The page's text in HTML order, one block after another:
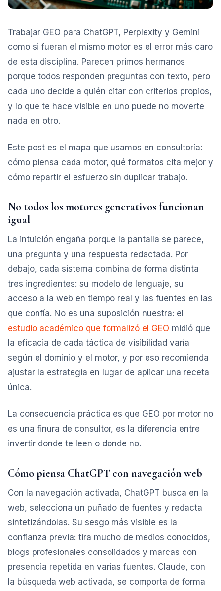
Trabajar GEO para ChatGPT, Perplexity y Gemini
como si fueran el mismo motor es el error más caro
de esta disciplina. Parecen primos hermanos
porque todos responden preguntas con texto, pero
cada uno decide a quién citar con criterios propios,
y lo que te hace visible en uno puede no moverte
nada en otro.
Este post es el mapa que usamos en consultoría:
cómo piensa cada motor, qué formatos cita mejor y
cómo repartir el esfuerzo sin duplicar trabajo.
No todos los motores generativos funcionan
igual
La intuición engaña porque la pantalla se parece,
una pregunta y una respuesta redactada. Por
debajo, cada sistema combina de forma distinta
tres ingredientes: su modelo de lenguaje, su
acceso a la web en tiempo real y las fuentes en las
que confía. No es una suposición nuestra: el
estudio académico que formalizó el GEO midió que
la eficacia de cada táctica de visibilidad varía
según el dominio y el motor, y por eso recomienda
ajustar la estrategia en lugar de aplicar una receta
única.
La consecuencia práctica es que GEO por motor no
es una finura de consultor, es la diferencia entre
invertir donde te leen o donde no.
Cómo piensa ChatGPT con navegación web
Con la navegación activada, ChatGPT busca en la
web, selecciona un puñado de fuentes y redacta
sintetizándolas. Su sesgo más visible es la
confianza previa: tira mucho de medios conocidos,
blogs profesionales consolidados y marcas con
presencia repetida en varias fuentes. Claude, con
la búsqueda web activada, se comporta de forma